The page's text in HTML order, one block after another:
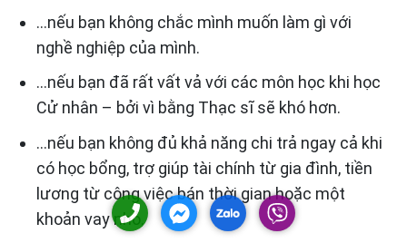
…nếu bạn không chắc mình muốn làm gì với
nghề nghiệp của mình.
…nếu bạn đã rất vất vả với các môn học khi học
Cử nhân – bởi vì bằng Thạc sĩ sẽ khó hơn.
…nếu bạn không đủ khả năng chi trả ngay cả khi
có học bổng, trợ giúp tài chính từ gia đình, tiền
lương từ công việc bán thời gian hoặc một
khoản vay nhỏ.